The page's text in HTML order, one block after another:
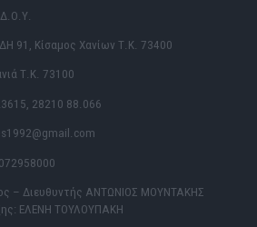
91, Κίσαμος Χανίων Τ.Κ. 73400
Τ.Κ. 73100
28210 88.066
– Διευθυντής ΑΝΤΩΝΙΟΣ ΜΟΥΝΤΑΚΗΣ
ΕΛΕΝΗ ΤΟΥΛΟΥΠΑΚΗ